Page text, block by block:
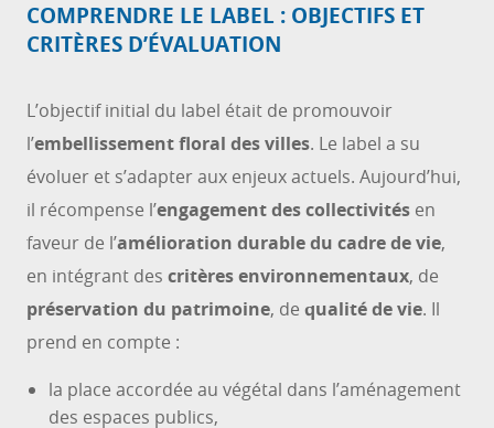
COMPRENDRE LE LABEL : OBJECTIFS ET
CRITÈRES D’ÉVALUATION
L’objectif initial du label était de promouvoir
l’embellissement floral des villes. Le label a su
évoluer et s’adapter aux enjeux actuels. Aujourd’hui,
il récompense l’engagement des collectivités en
faveur de l’amélioration durable du cadre de vie,
en intégrant des critères environnementaux, de
préservation du patrimoine, de qualité de vie. Il
prend en compte :
la place accordée au végétal dans l’aménagement
des espaces publics,